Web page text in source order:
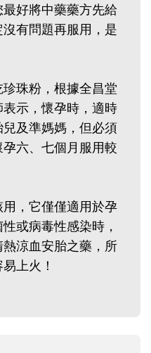
好將中藥藥方先給
有問題再服用，是
珠粉，根據全昌堂
示，懷孕時，適時
及準媽媽，但必須
六、七個月服用較
，它僅僅適用於孕
或病毒性感染時，
涼血安胎之藥，所
上火！